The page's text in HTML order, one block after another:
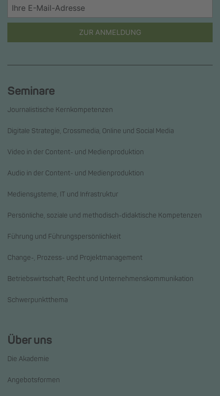
ZUR ANMELDUNG
Seminare
Journalistische Kernkompetenzen
Digitale Strategie, Crossmedia, Online und Social Media
Video in der Content- und Medienproduktion
Audio in der Content- und Medienproduktion
Mediensysteme, IT und Infrastruktur
Persönliche, soziale und methodisch-didaktische Kompetenzen
Führung und Führungspersönlichkeit
Change-, Prozess- und Projektmanagement
Betriebswirtschaft, Recht und Unternehmenskommunikation
Schwerpunktthema
Über uns
Die Akademie
Angebotsformen